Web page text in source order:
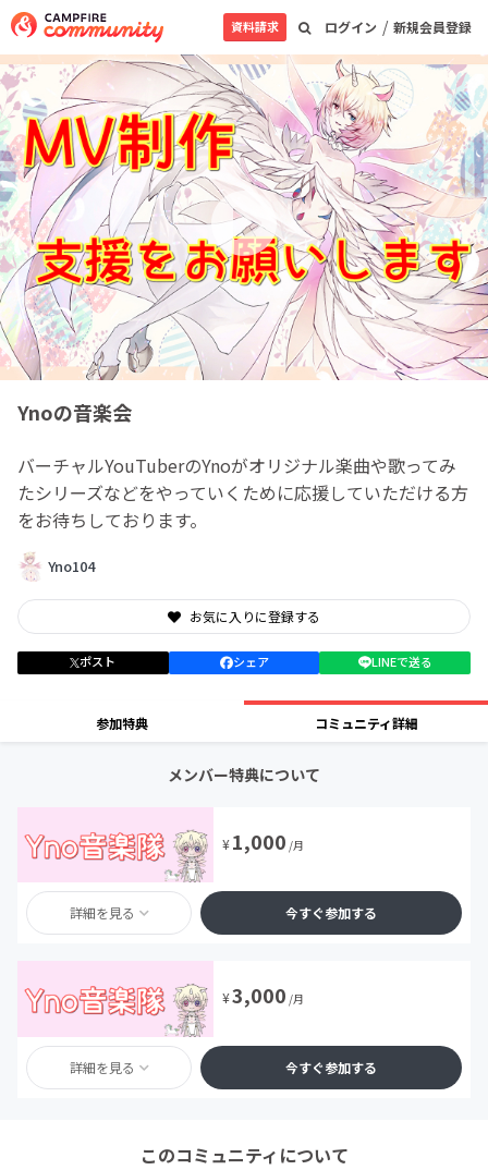
ログイン / 新規会員登録
資料請求
Ynoの音楽会
バーチャルYouTuberのYnoがオリジナル楽曲や歌ってみ
たシリーズなどをやっていくために応援していただける方
をお待ちしております。
Yno104
お気に入りに登録する
ポスト シェア LINEで送る
参加特典 コミュニティ詳細
メンバー特典について
¥1,000 /月
詳細を見る 今すぐ参加する
¥3,000 /月
詳細を見る 今すぐ参加する
このコミュニティについて